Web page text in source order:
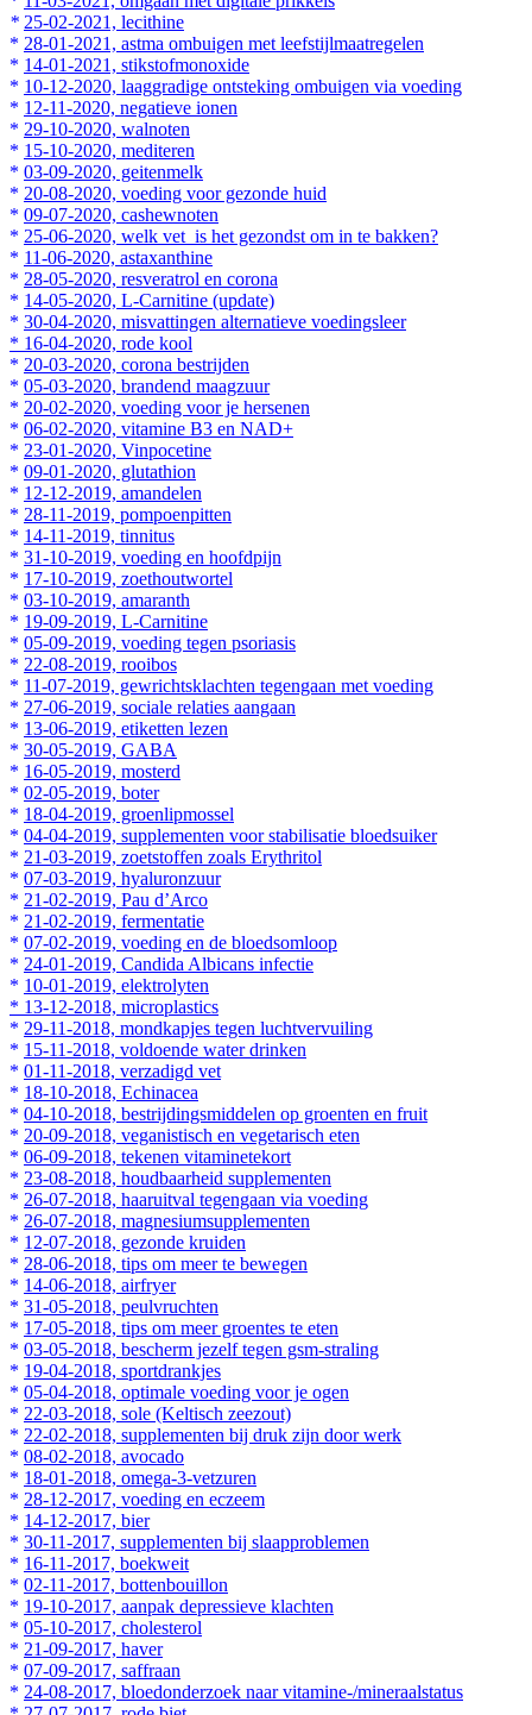
* 25-02-2021, lecithine
* 28-01-2021, astma ombuigen met leefstijlmaatregelen
* 14-01-2021, stikstofmonoxide
* 10-12-2020, laaggradige ontsteking ombuigen via voeding
* 12-11-2020, negatieve ionen
* 29-10-2020, walnoten
* 15-10-2020, mediteren
* 03-09-2020, geitenmelk
* 20-08-2020, voeding voor gezonde huid
* 09-07-2020, cashewnoten
* 25-06-2020, welk vet is het gezondst om in te bakken?
* 11-06-2020, astaxanthine
* 28-05-2020, resveratrol en corona
* 14-05-2020, L-Carnitine (update)
* 30-04-2020, misvattingen alternatieve voedingsleer
* 16-04-2020, rode kool
* 20-03-2020, corona bestrijden
* 05-03-2020, brandend maagzuur
* 20-02-2020, voeding voor je hersenen
* 06-02-2020, vitamine B3 en NAD+
* 23-01-2020, Vinpocetine
* 09-01-2020, glutathion
* 12-12-2019, amandelen
* 28-11-2019, pompoenpitten
* 14-11-2019, tinnitus
* 31-10-2019, voeding en hoofdpijn
* 17-10-2019, zoethoutwortel
* 03-10-2019, amaranth
* 19-09-2019, L-Carnitine
* 05-09-2019, voeding tegen psoriasis
* 22-08-2019, rooibos
* 11-07-2019, gewrichtsklachten tegengaan met voeding
* 27-06-2019, sociale relaties aangaan
* 13-06-2019, etiketten lezen
* 30-05-2019, GABA
* 16-05-2019, mosterd
* 02-05-2019, boter
* 18-04-2019, groenlipmossel
* 04-04-2019, supplementen voor stabilisatie bloedsuiker
* 21-03-2019, zoetstoffen zoals Erythritol
* 07-03-2019, hyaluronzuur
* 21-02-2019, Pau d’Arco
* 21-02-2019, fermentatie
* 07-02-2019, voeding en de bloedsomloop
* 24-01-2019, Candida Albicans infectie
* 10-01-2019, elektrolyten
* 13-12-2018, microplastics
* 29-11-2018, mondkapjes tegen luchtvervuiling
* 15-11-2018, voldoende water drinken
* 01-11-2018, verzadigd vet
* 18-10-2018, Echinacea
* 04-10-2018, bestrijdingsmiddelen op groenten en fruit
* 20-09-2018, veganistisch en vegetarisch eten
* 06-09-2018, tekenen vitaminetekort
* 23-08-2018, houdbaarheid supplementen
* 26-07-2018, haaruitval tegengaan via voeding
* 26-07-2018, magnesiumsupplementen
* 12-07-2018, gezonde kruiden
* 28-06-2018, tips om meer te bewegen
* 14-06-2018, airfryer
* 31-05-2018, peulvruchten
* 17-05-2018, tips om meer groentes te eten
* 03-05-2018, bescherm jezelf tegen gsm-straling
* 19-04-2018, sportdrankjes
* 05-04-2018, optimale voeding voor je ogen
* 22-03-2018, sole (Keltisch zeezout)
* 22-02-2018, supplementen bij druk zijn door werk
* 08-02-2018, avocado
* 18-01-2018, omega-3-vetzuren
* 28-12-2017, voeding en eczeem
* 14-12-2017, bier
* 30-11-2017, supplementen bij slaapproblemen
* 16-11-2017, boekweit
* 02-11-2017, bottenbouillon
* 19-10-2017, aanpak depressieve klachten
* 05-10-2017, cholesterol
* 21-09-2017, haver
* 07-09-2017, saffraan
* 24-08-2017, bloedonderzoek naar vitamine-/mineraalstatus